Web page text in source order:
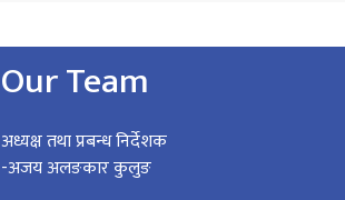
Our Team
अध्यक्ष तथा प्रबन्ध निर्देशक
-अजय अलङकार कुलुङ